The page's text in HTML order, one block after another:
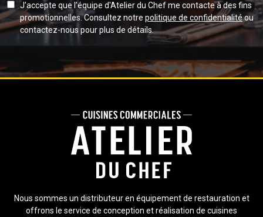
J’accepte que l’équipe d'Atelier du Chef me contacte à des fins
promotionnelles. Consultez notre politique de confidentialitéou
contactez-nous pour plus de détails.
Nous sommes un distributeur en équipement de restauration et
offrons le service de conception et réalisation de cuisines